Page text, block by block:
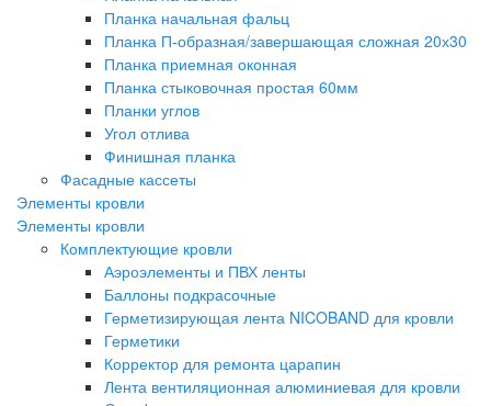
Планка начальная фальц
Планка П-образная/завершающая сложная 20х30
Планка приемная оконная
Планка стыковочная простая 60мм
Планки углов
Угол отлива
Финишная планка
Фасадные кассеты
Элементы кровли
Элементы кровли
Комплектующие кровли
Аэроэлементы и ПВХ ленты
Баллоны подкрасочные
Герметизирующая лента NICOBAND для кровли
Герметики
Корректор для ремонта царапин
Лента вентиляционная алюминиевая для кровли